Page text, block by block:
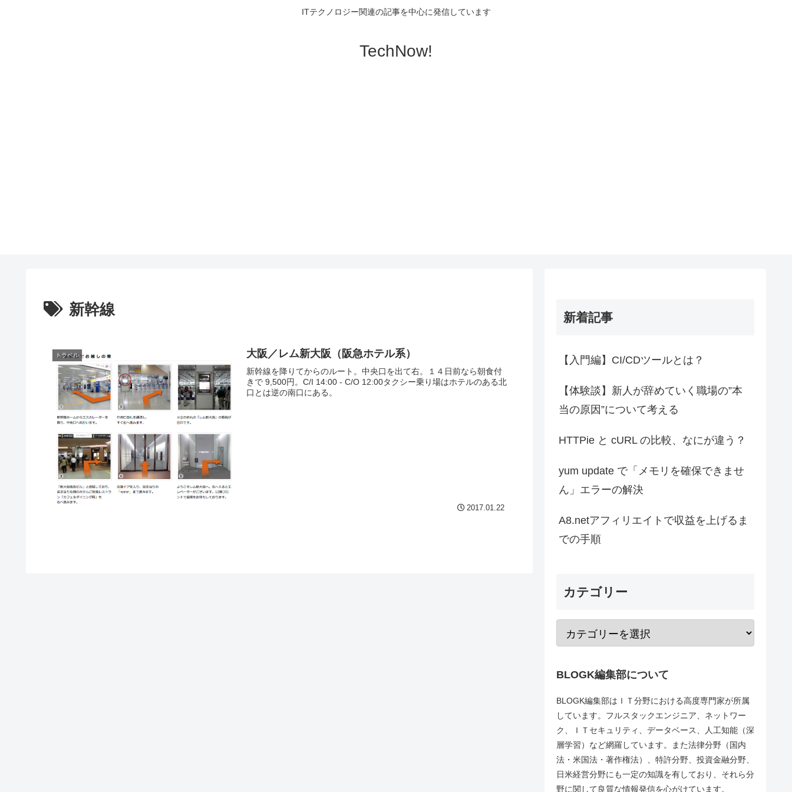
ITテクノロジー関連の記事を中心に発信しています
TechNow!
新幹線
トラベル 大阪／レム新大阪（阪急ホテル系）
新幹線を降りてからのルート。中央口を出て右。１４日前なら朝食付
きで 9,500円。C/I 14:00 - C/O 12:00タクシー乗り場はホテルのある北
口とは逆の南口にある。
2017.01.22
新着記事
【入門編】CI/CDツールとは？
【体験談】新人が辞めていく職場の”本
当の原因”について考える
HTTPie と cURL の比較、なにが違う？
yum update で「メモリを確保できませ
ん」エラーの解決
A8.netアフィリエイトで収益を上げるま
での手順
カテゴリー
BLOGK編集部について
BLOGK編集部はＩＴ分野における高度専門家が所属
しています。フルスタックエンジニア、ネットワー
ク、ＩＴセキュリティ、データベース、人工知能（深
層学習）など網羅しています。また法律分野（国内
法・米国法・著作権法）、特許分野、投資金融分野、
日米経営分野にも一定の知識を有しており、それら分
野に関して良質な情報発信を心がけています。